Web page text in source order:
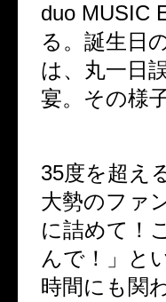
duo MUSIC
る。誕生日
は、丸一日
宴。その様
35度を超え
大勢のファ
に詰めて！
んで！」と
時間にも関